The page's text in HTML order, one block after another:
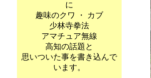
に
趣味のクワ ・ カブ
少林寺拳法
アマチュア無線
高知の話題と
思いついた事を書き込んで
います。